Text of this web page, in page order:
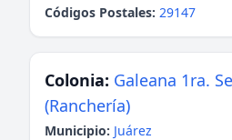
Códigos Postales: 29147
Colonia: Galeana 1ra.
(Ranchería)
Municipio: Juárez